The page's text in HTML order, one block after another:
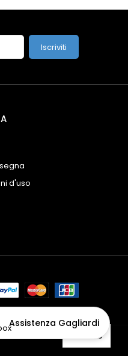
Accetto
Assistenza Gagliardi
Iscriviti
d'uso